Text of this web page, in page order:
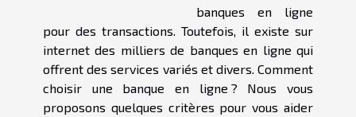
banques en ligne
pour des transactions. Toutefois, il existe sur
internet des milliers de banques en ligne qui
offrent des services variés et divers. Comment
choisir une banque en ligne ? Nous vous
proposons quelques critères pour vous aider